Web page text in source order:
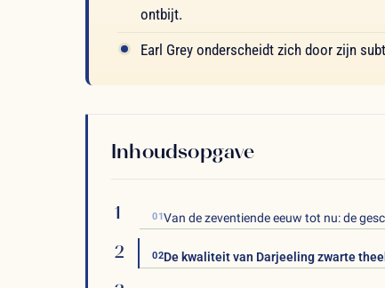
ontbijt.
Earl Grey onderscheidt zich door zijn
Inhoudsopgave
01Van de zeventiende eeuw tot nu: de
02De kwaliteit van Darjeeling zwarte